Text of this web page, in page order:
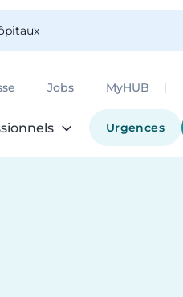
Jobs MyHUB
Urgences